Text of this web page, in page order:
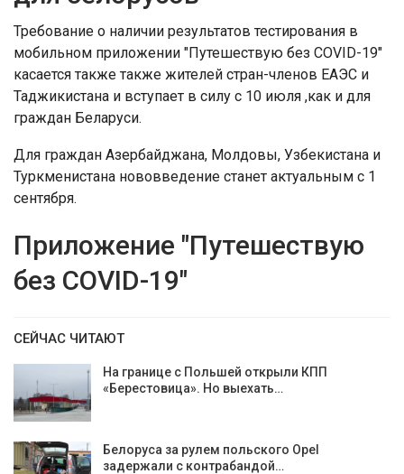
Требование о наличии результатов тестирования в
мобильном приложении "Путешествую без COVID-19"
касается также также жителей стран-членов ЕАЭС и
Таджикистана и вступает в силу с 10 июля ,как и для
граждан Беларуси.
Для граждан Азербайджана, Молдовы, Узбекистана и
Туркменистана нововведение станет актуальным с 1
сентября.
Приложение "Путешествую
без COVID-19"
СЕЙЧАС ЧИТАЮТ
На границе с Польшей открыли КПП
«Берестовица». Но выехать…
Белоруса за рулем польского Opel
задержали с контрабандой…